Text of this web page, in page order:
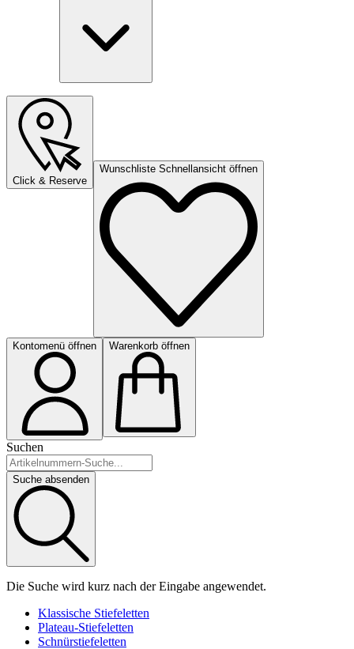
Click & Reserve
Wunschliste Schnellansicht öffnen
Kontomenü öffnen Warenkorb öffnen
Suchen
Suche absenden
Die Suche wird kurz nach der Eingabe angewendet.
Klassische Stiefeletten
Plateau-Stiefeletten
Schnürstiefeletten